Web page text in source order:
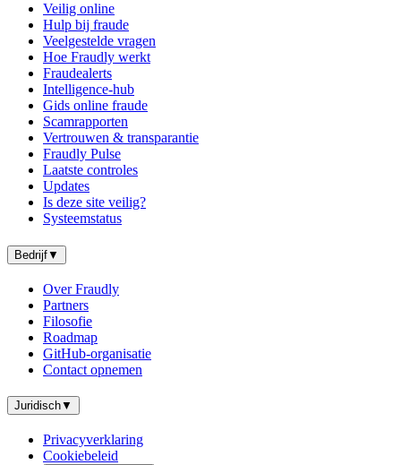
Veilig online
Hulp bij fraude
Veelgestelde vragen
Hoe Fraudly werkt
Fraudealerts
Intelligence-hub
Gids online fraude
Scamrapporten
Vertrouwen & transparantie
Fraudly Pulse
Laatste controles
Updates
Is deze site veilig?
Systeemstatus
Bedrijf▼
Over Fraudly
Partners
Filosofie
Roadmap
GitHub-organisatie
Contact opnemen
Juridisch▼
Privacyverklaring
Cookiebeleid